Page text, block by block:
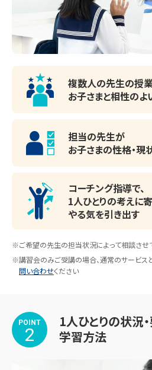
業ブース。
横浜栄高校、湘南学院高校、横浜
校、関東学院高校、横浜市立桜丘
など
＜中学校＞
横浜市立上永谷中学校、横浜市立
丸山台中学校、横浜市立港南中学
校、関東学院中学校、横浜創英中学
日野小学校、横浜市立日限山小学
など
複数人の先生の授業
お子さまと相性のよ
担当の先生が
お子さまの性格・現
コーチング指導で、
1人ひとりの考えに
やる気を引き出す
※ご希望の先生の担当状況によって相談させ
※講習会のみご受講の場合、通常のサービスと
問い合わせください
POINT
2
1人ひとりの状況
学習方法